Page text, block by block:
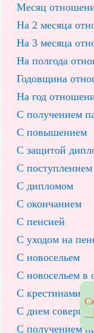
Месяц
На 2 месяца
На 3 месяца
На полгода
Годовщина
На год
С получением
С повышением
С защитой
С поступлением
С дипломом
С окончанием
С пенсией
С уходом на
С новосельем
С новосельем в
С крестинами
С днем
С получением